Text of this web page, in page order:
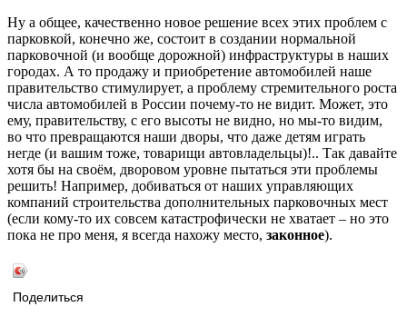
Ну а общее, качественно новое решение всех этих проблем с
парковкой, конечно же, состоит в создании нормальной
парковочной (и вообще дорожной) инфраструктуры в наших
городах. А то продажу и приобретение автомобилей наше
правительство стимулирует, а проблему стремительного роста
числа автомобилей в России почему-то не видит. Может, это
ему, правительству, с его высоты не видно, но мы-то видим,
во что превращаются наши дворы, что даже детям играть
негде (и вашим тоже, товарищи автовладельцы)!.. Так давайте
хотя бы на своём, дворовом уровне пытаться эти проблемы
решить! Например, добиваться от наших управляющих
компаний строительства дополнительных парковочных мест
(если кому-то их совсем катастрофически не хватает – но это
пока не про меня, я всегда нахожу место, законное).
Поделиться